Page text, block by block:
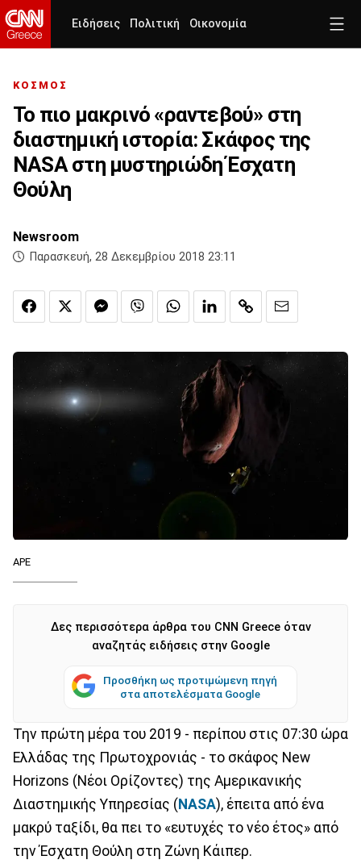
Ειδήσεις Πολιτική Οικονομία
ΚΟΣΜΟΣ
Το πιο μακρινό «ραντεβού» στη
διαστημική ιστορία: Σκάφος της
NASA στη μυστηριώδη Έσχατη
Θούλη
Newsroom
Παρασκευή, 28 Δεκεμβρίου 2018 23:11
APE
Δες περισσότερα άρθρα του CNN Greece όταν
αναζητάς ειδήσεις στην Google
Προσθήκη ως προτιμώμενη πηγή
στα αποτελέσματα Google
Την πρώτη μέρα του 2019 - περίπου στις 07:30 ώρα
Ελλάδας της Πρωτοχρονιάς - το σκάφος New
Horizons (Νέοι Ορίζοντες) της Αμερικανικής
Διαστημικής Υπηρεσίας (NASA), έπειτα από ένα
μακρύ ταξίδι, θα πει το «ευτυχές το νέο έτος» από
την Έσχατη Θούλη στη Ζώνη Κάιπερ.